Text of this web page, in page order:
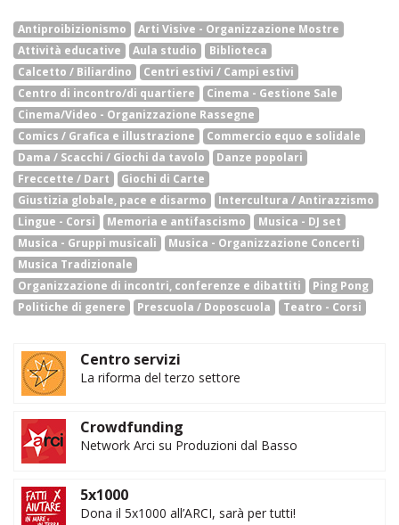
Antiproibizionismo
Arti Visive - Organizzazione Mostre
Attività educative
Aula studio
Biblioteca
Calcetto / Biliardino
Centri estivi / Campi estivi
Centro di incontro/di quartiere
Cinema - Gestione Sale
Cinema/Video - Organizzazione Rassegne
Comics / Grafica e illustrazione
Commercio equo e solidale
Dama / Scacchi / Giochi da tavolo
Danze popolari
Freccette / Dart
Giochi di Carte
Giustizia globale, pace e disarmo
Intercultura / Antirazzismo
Lingue - Corsi
Memoria e antifascismo
Musica - DJ set
Musica - Gruppi musicali
Musica - Organizzazione Concerti
Musica Tradizionale
Organizzazione di incontri, conferenze e dibattiti
Ping Pong
Politiche di genere
Prescuola / Doposcuola Teatro - Corsi
Centro servizi
La riforma del terzo settore
Crowdfunding
Network Arci su Produzioni dal Basso
5x1000
Dona il 5x1000 all’ARCI, sarà per tutti!